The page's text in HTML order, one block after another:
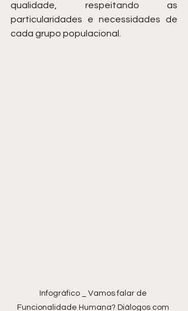
qualidade, respeitando as
particularidades e necessidades de
cada grupo populacional.
Infográfico _ Vamos falar de
Funcionalidade Humana? Diálogos com